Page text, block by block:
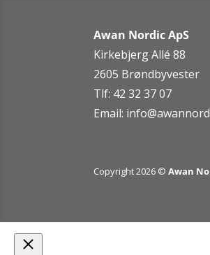
Awan Nordic ApS
Kirkebjerg Allé 88
2605 Brøndbyvester
Tlf: 42 32 37 07
Email:
Copyright 2026 ©Awan